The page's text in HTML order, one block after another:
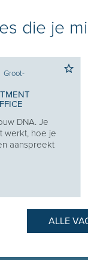
die je
Groot-
DNA. Je
werkt, hoe je
aanspreekt
ALLE